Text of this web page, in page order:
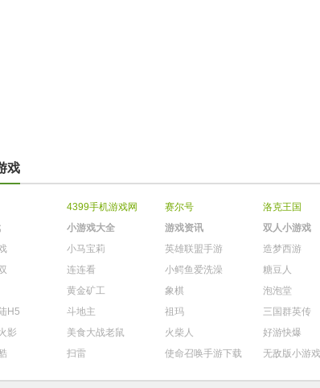
戏
4399手机游戏网 赛尔号 洛克王国
小游戏大全 游戏资讯 双人小游戏
小马宝莉 英雄联盟手游 造梦西游
连连看 小鳄鱼爱洗澡 糖豆人
黄金矿工 象棋 泡泡堂
H5
斗地主 祖玛 三国群英传
影
美食大战老鼠 火柴人 好游快爆
扫雷 使命召唤手游下载 无敌版小游戏